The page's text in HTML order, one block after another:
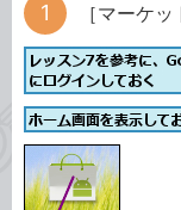
［マーケ